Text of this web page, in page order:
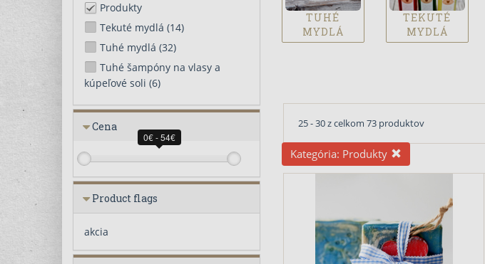
Produkty
Tekuté mydlá (14)
Tuhé mydlá (32)
Tuhé šampóny na vlasy a
kúpeľové soli (6)
Cena
0€ - 54€
Product flags
akcia
TUHÉ
MYDLÁ
TEKUTÉ
MYDLÁ
25 - 30 z celkom 73 produktov
Kategória: Produkty